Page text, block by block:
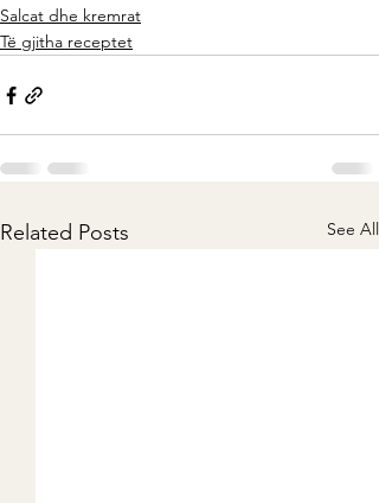
Salcat dhe kremrat
Të gjitha receptet
Related Posts See All